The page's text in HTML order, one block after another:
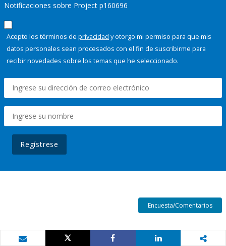
Notificaciones sobre Project p160696
Acepto los términos de privacidad y otorgo mi permiso para que mis
datos personales sean procesados con el fin de suscribirme para
recibir novedades sobre los temas que he seleccionado.
Regístrese
Encuesta/Comentarios